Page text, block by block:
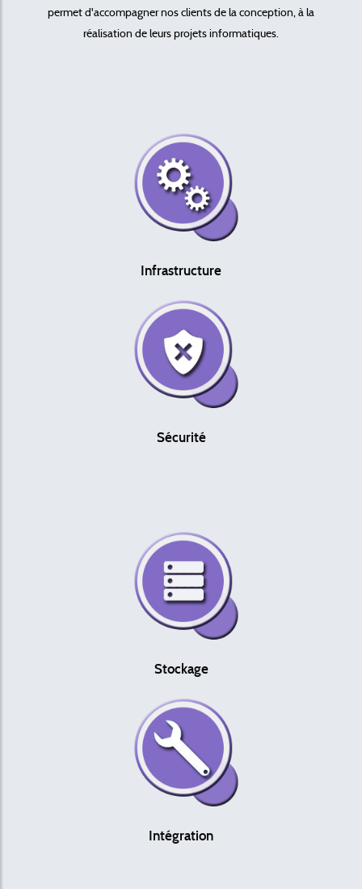
permet d'accompagner nos clients de la conception, à la
réalisation de leurs projets informatiques.
Infrastructure
Sécurité
Stockage
Intégration